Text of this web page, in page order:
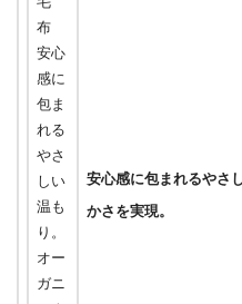
安心感に包まれるやさ
かさを実現。